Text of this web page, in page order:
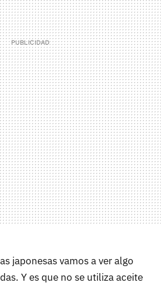
japonesas vamos a ver algo
Y es que no se utiliza aceite